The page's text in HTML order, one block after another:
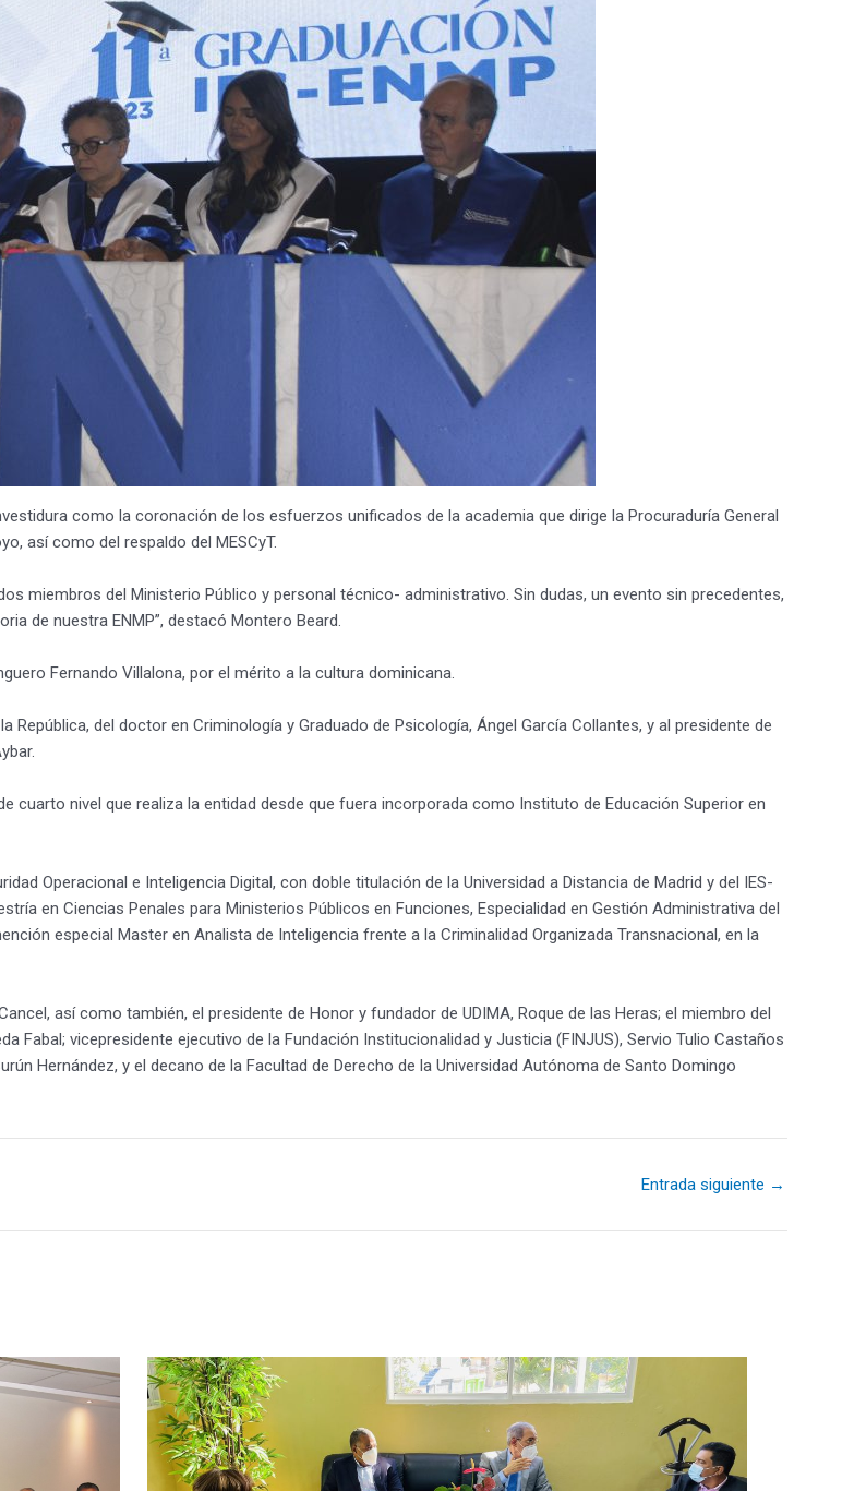
como la coronación de los esfuerzos unificados de la academia que dirige la Procuraduría General
así como del respaldo del MESCyT.
miembros del Ministerio Público y personal técnico- administrativo. Sin dudas, un evento sin precedentes,
de nuestra ENMP”, destacó Montero Beard.
Fernando Villalona, por el mérito a la cultura dominicana.
del doctor en Criminología y Graduado de Psicología, Ángel García Collantes, y al presidente de
cuarto nivel que realiza la entidad desde que fuera incorporada como Instituto de Educación Superior en
Operacional e Inteligencia Digital, con doble titulación de la Universidad a Distancia de Madrid y del IES-
en Ciencias Penales para Ministerios Públicos en Funciones, Especialidad en Gestión Administrativa del
especial Master en Analista de Inteligencia frente a la Criminalidad Organizada Transnacional, en la
así como también, el presidente de Honor y fundador de UDIMA, Roque de las Heras; el miembro del
Fabal; vicepresidente ejecutivo de la Fundación Institucionalidad y Justicia (FINJUS), Servio Tulio Castaños
Hernández, y el decano de la Facultad de Derecho de la Universidad Autónoma de Santo Domingo
Entrada siguiente →